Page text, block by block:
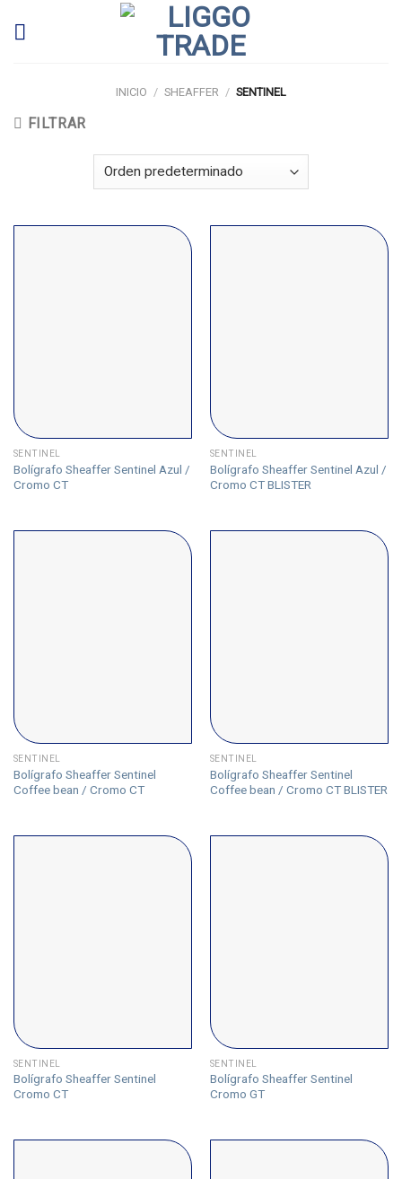
INICIO / SHEAFFER / SENTINEL
FILTRAR
SENTINEL
Bolígrafo Sheaffer Sentinel Azul /
Cromo CT
SENTINEL
Bolígrafo Sheaffer Sentinel Azul /
Cromo CT BLISTER
SENTINEL
Bolígrafo Sheaffer Sentinel
Coffee bean / Cromo CT
SENTINEL
Bolígrafo Sheaffer Sentinel
Coffee bean / Cromo CT BLISTER
SENTINEL
Bolígrafo Sheaffer Sentinel
Cromo CT
SENTINEL
Bolígrafo Sheaffer Sentinel
Cromo GT